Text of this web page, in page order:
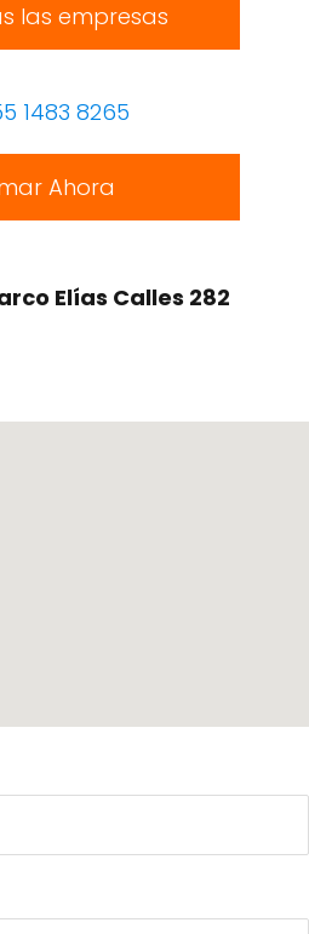
las empresas
1483 8265
Ahora
Elías Calles 282